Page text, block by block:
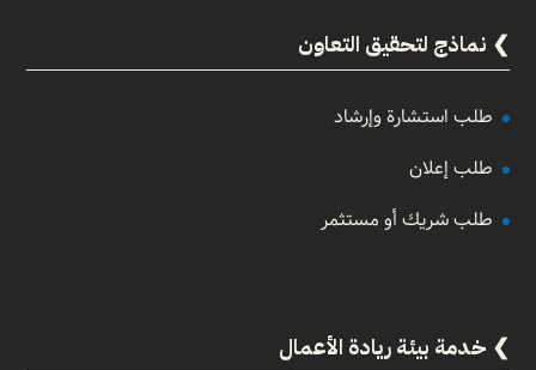
نماذج لتحقيق التعاون
طلب استشارة وإرشاد
طلب إعلان
طلب شريك أو مستثمر
خدمة بيئة ريادة الأعمال